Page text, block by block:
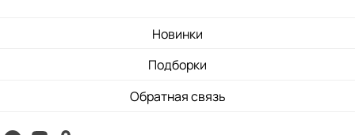
Новинки
Подборки
Обратная связь